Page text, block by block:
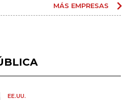
MÁS EMPRESAS
EE.UU.